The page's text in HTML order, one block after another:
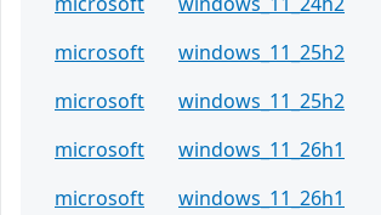
microsoft
windows_11_25h2
microsoft
windows_11_25h2
microsoft
windows_11_26h1
microsoft
windows_11_26h1